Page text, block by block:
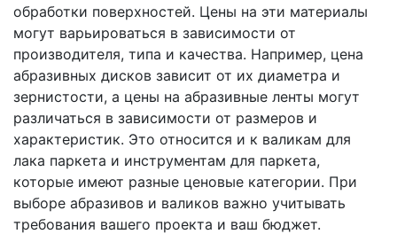
обработки поверхностей. Цены на эти материалы
могут варьироваться в зависимости от
производителя, типа и качества. Например, цена
абразивных дисков зависит от их диаметра и
зернистости, а цены на абразивные ленты могут
различаться в зависимости от размеров и
характеристик. Это относится и к валикам для
лака паркета и инструментам для паркета,
которые имеют разные ценовые категории. При
выборе абразивов и валиков важно учитывать
требования вашего проекта и ваш бюджет.